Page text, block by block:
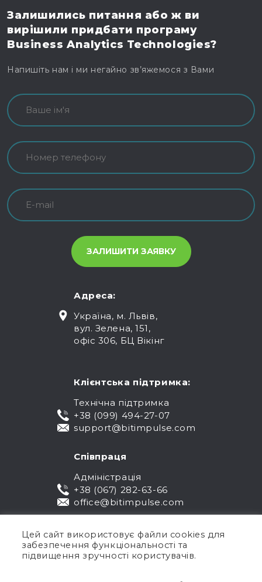
Залишились питання або ж ви
вирішили придбати програму
Business Analytics Technologies?
Напишіть нам і ми негайно зв’яжемося з Вами
Адреса:
Україна, м. Львів,
вул. Зелена, 151,
офіс 306, БЦ Вікінг
Клієнтська підтримка:
Технічна підтримка
+38 (099) 494-27-07
support@bitimpulse.com
Співпраця
Адміністрація
+38 (067) 282-63-66
office@bitimpulse.com
Цей сайт використовує файли cookies для
забезпечення функціональності та
підвищення зручності користувачів.